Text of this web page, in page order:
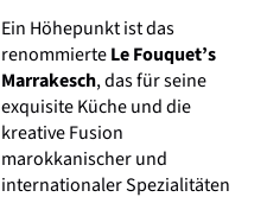
Ein Höhepunkt ist das
renommierteLe Fouquet’s
Marrakesch, das für seine
exquisite Küche und die
kreative Fusion
marokkanischer und
internationaler Spezialitäten